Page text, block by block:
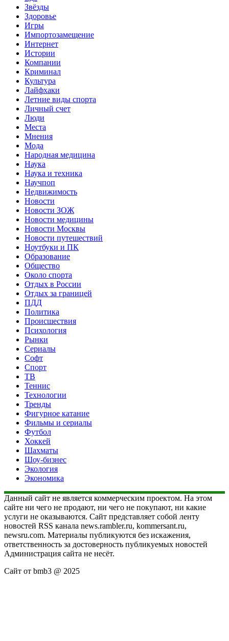
Звёзды
Здоровье
Игры
Импортозамещение
Интернет
Истории
Компании
Криминал
Культура
Лайфхаки
Летние виды спорта
Личный счет
Люди
Места
Мнения
Мода
Народная медицина
Наука
Наука и техника
Научпоп
Недвижимость
Новости
Новости ЗОЖ
Новости медицины
Новости Москвы
Новости путешествий
Ноутбуки и ПК
Образование
Общество
Около спорта
Отдых в России
Отдых за границей
ПДД
Политика
Происшествия
Психология
Рынки
Сериалы
Софт
Спорт
ТВ
Теннис
Технологии
Тренды
Фигурное катание
Фильмы и сериалы
Футбол
Хоккей
Шахматы
Шоу-бизнес
Экология
Экономика
Данный сайт не является коммерческим проектом. На этом
сайте ни чего не продают, ни чего не покупают, ни какие
услуги не оказываются. Сайт представляет собой ленту
новостей RSS канала news.rambler.ru, kommersant.ru,
newsru.com. Материалы публикуются без искажения,
ответственность за достоверность публикуемых новостей
Администрация сайта не несёт.
Сайт от bmb3 @ 2025